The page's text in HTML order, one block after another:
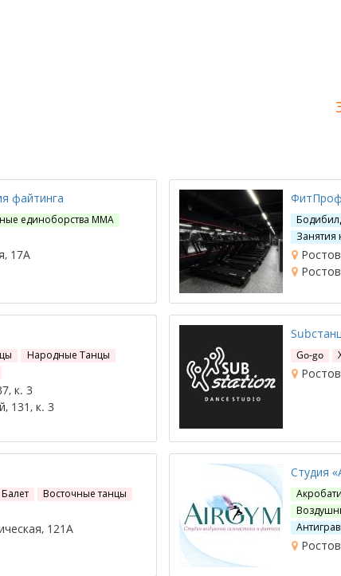
файтинга
единоборства ММА
17А
Занятия
Народные Танцы
к. 3
131, к. 3
Go-go
Балет
Восточные танцы
121А
Студия